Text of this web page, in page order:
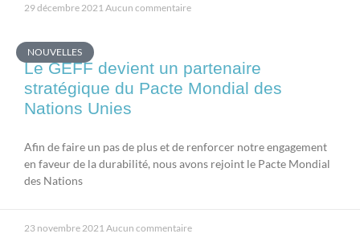
29 décembre 2021 Aucun commentaire
NOUVELLES
Le GEFF devient un partenaire
stratégique du Pacte Mondial des
Nations Unies
Afin de faire un pas de plus et de renforcer notre engagement
en faveur de la durabilité, nous avons rejoint le Pacte Mondial
des Nations
23 novembre 2021 Aucun commentaire